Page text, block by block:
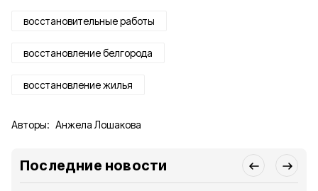
восстановительные работы
восстановление белгорода
восстановление жилья
Авторы: Анжела Лошакова
Последние новости